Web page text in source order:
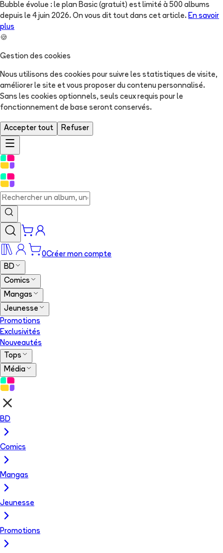
Bubble évolue : le plan Basic (gratuit) est limité à 500 albums
depuis le 4 juin 2026. On vous dit tout dans cet article. En savoir
plus
🍪
Gestion des cookies
Nous utilisons des cookies pour suivre les statistiques de visite,
améliorer le site et vous proposer du contenu personnalisé.
Sans les cookies optionnels, seuls ceux requis pour le
fonctionnement de base seront conservés.
Accepter tout Refuser
0Créer mon compte
BD
Comics
Mangas
Jeunesse
Promotions
Exclusivités
Nouveautés
Tops
Média
BD
Comics
Mangas
Jeunesse
Promotions